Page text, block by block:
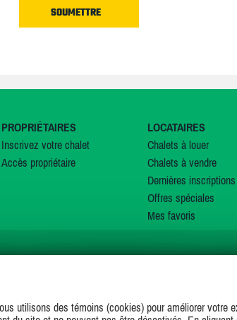
PROPRIÉTAIRES
Inscrivez votre chalet
Accès propriétaire
LOCATAIRES
Chalets à louer
Chalets à vendre
Dernières inscriptions
Offres spéciales
Mes favoris
SUIVEZ-NOUS SUR
utilisons des témoins (cookies) pour améliorer votre